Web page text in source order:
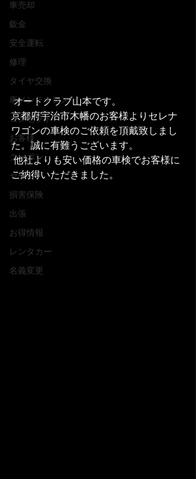
車売却
鈑金
安全運転
修理
タイヤ交換
車メンテナンス
コンセプト
お客様
クーポン
セール
損害保険
出張
お得情報
レンタカー
名義変更
オートクラブ山本です。
京都府宇治市木幡のお客様よりセレナ
ワゴンの車検のご依頼を頂戴致しまし
た。誠に有難うございます。
他社よりも安い価格の車検でお客様に
ご納得いただきました。